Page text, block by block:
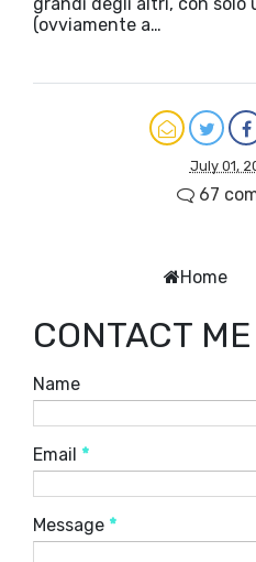
(ovviamente a…
July 01,
67
Home
CONTACT ME
Name
Email *
Message *